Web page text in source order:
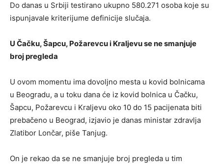
Do danas u Srbiji testirano ukupno 580.271 osoba koje su
ispunjavale kriterijume definicije slučaja.
U Čačku, Šapcu, Požarevcu i Kraljevu se ne smanjuje
broj pregleda
U ovom momentu ima dovoljno mesta u kovid bolnicama
u Beogradu, a u toku dana će iz kovid bolnica u Čačku,
Šapcu, Požarevcu i Kraljevu oko 10 do 15 pacijenata biti
prebačeno u Beograd, izjavio je danas ministar zdravlja
Zlatibor Lončar, piše Tanjug.
On je rekao da se ne smanjuje broj pregleda u tim